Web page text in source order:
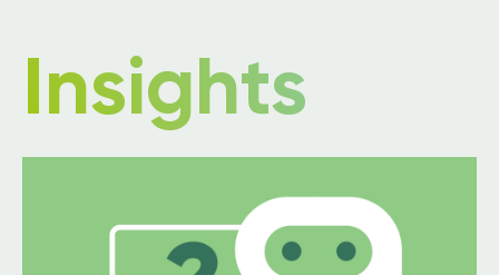
Insights